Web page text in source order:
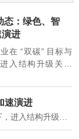
态：绿色、智
进
在 “双碳” 目标与
入结构升级关键
局持续优化。
速演进